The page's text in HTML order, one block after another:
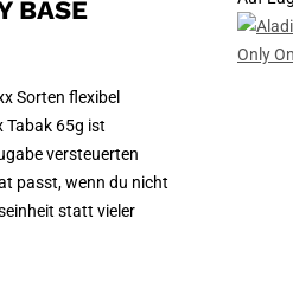
BASE
Sorten flexibel
Tabak 65g ist
versteuerten
passt, wenn du nicht
statt vieler